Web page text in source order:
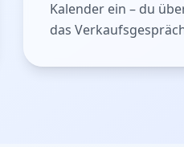
Kalender ein – du
das